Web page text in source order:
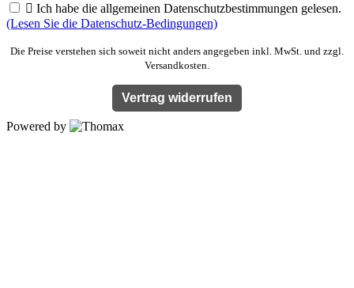
 Ich habe die allgemeinen Datenschutzbestimmungen gelesen.
(Lesen Sie die Datenschutz-Bedingungen)
Die Preise verstehen sich soweit nicht anders angegeben inkl. MwSt. und zzgl.
Versandkosten.
Vertrag widerrufen
Powered by